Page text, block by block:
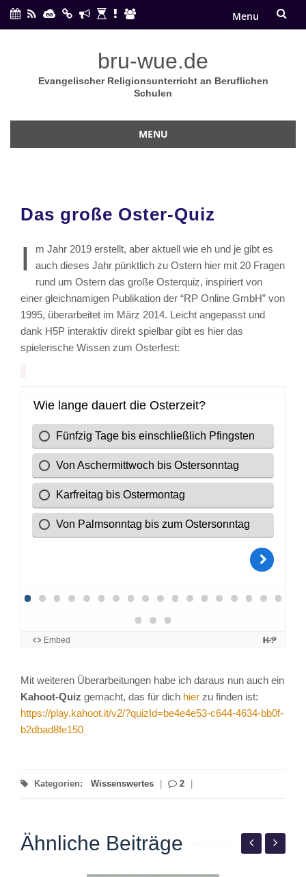
Menu
to
content
bru-wue.de
Evangelischer Religionsunterricht an Beruflichen
Schulen
MENU
Das große Oster-Quiz
I
m Jahr 2019 erstellt, aber aktuell wie eh und je gibt es
auch dieses Jahr pünktlich zu Ostern hier mit 20 Fragen
rund um Ostern das große Osterquiz, inspiriert von
einer gleichnamigen Publikation der “RP Online GmbH” von
1995, überarbeitet im März 2014. Leicht angepasst und
dank H5P interaktiv direkt spielbar gibt es hier das
spielerische Wissen zum Osterfest:
Mit weiteren Überarbeitungen habe ich daraus nun auch ein
Kahoot-Quiz gemacht, das für dich hier zu finden ist:
https://play.kahoot.it/v2/?quizId=be4e4e53-c644-4634-bb0f-
b2dbad8fe150
Kategorien: Wissenswertes 2
Ähnliche Beiträge